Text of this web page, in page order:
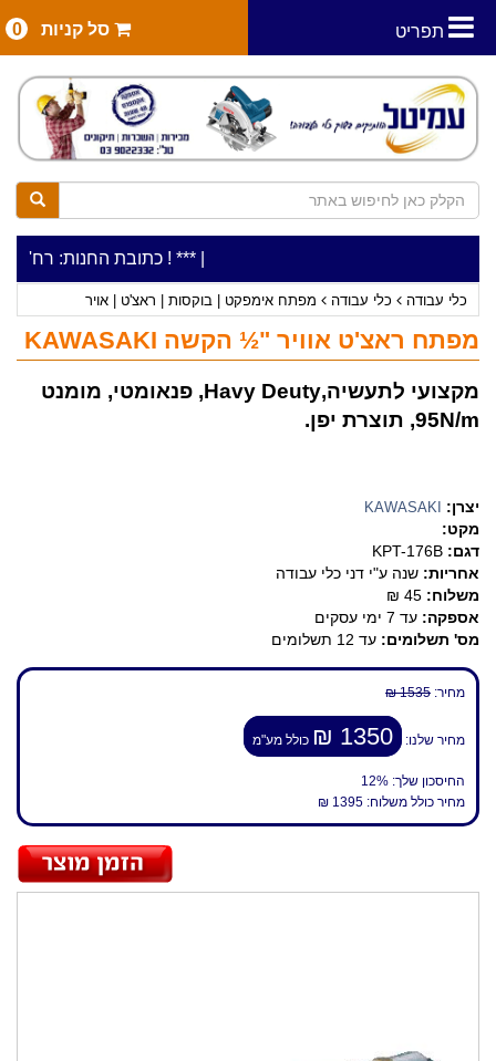
תפריט סל קניות 0
***כתובת החנות: רח' המלאכה 2, ביתן 8 (כניסה מרח' עמל 5) א.ת.פארק***כלי עבודה להשכרה בתעריף יומי משתלם ! ***
כלי עבודה כלי עבודה מפתח אימפקט | בוקסות | ראצ'ט | אויר
מפתח ראצ'ט אוויר "½ הקשה KAWASAKI
מקצועי לתעשיה,Havy Deuty, פנאומטי, מומנט
95N/m, תוצרת יפן.
יצרן: KAWASAKI
מקט:
דגם: KPT-176B
אחריות: שנה ע"י דני כלי עבודה
משלוח: 45 ₪
אספקה: עד 7 ימי עסקים
מס' תשלומים: עד 12 תשלומים
מחיר: 1535 ₪
מחיר שלנו: 1350 ₪ כולל מע"מ
החיסכון שלך: 12%
מחיר כולל משלוח: 1395 ₪